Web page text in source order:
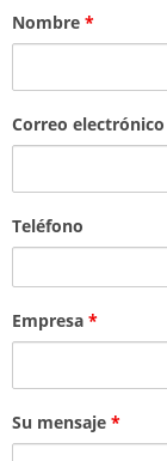
Nombre *
Correo electrónico
Teléfono
Empresa *
Su mensaje *